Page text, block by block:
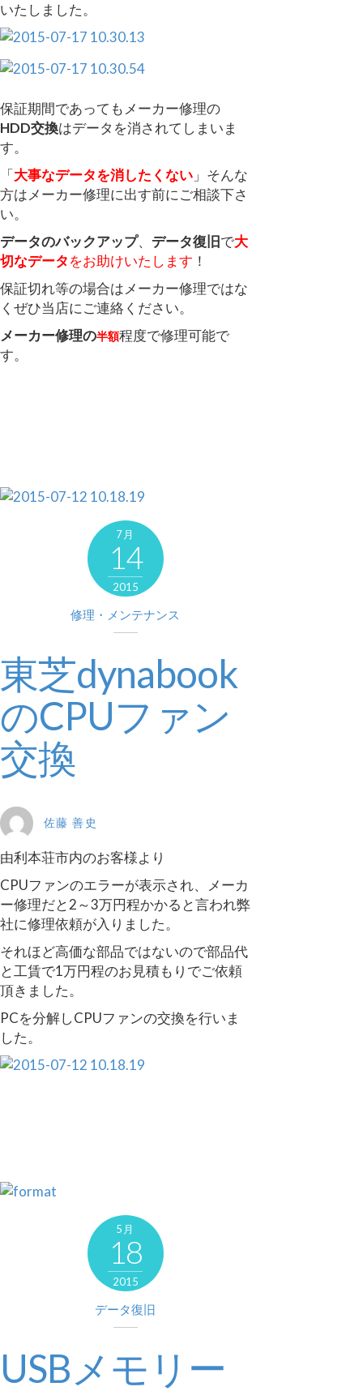
いたしました。
保証期間であってもメーカー修理の
HDD交換はデータを消されてしまいま
す。
「大事なデータを消したくない 」そんな
方はメーカー修理に出す前にご相談下さ
い。
データのバックアップ、 データ復旧で大
切なデータをお助けいたします ！
保証切れ等の場合はメーカー修理ではな
くぜひ当店にご連絡ください。
メーカー修理の半額程度で修理可能で
す。
7月
14
2015
修理・メンテナンス
東芝dynabook
のCPUファン
交換
佐藤 善史
由利本荘市内のお客様より
CPUファンのエラーが表示され、メーカ
ー修理だと2～3万円程かかると言われ弊
社に修理依頼が入りました。
それほど高価な部品ではないので部品代
と工賃で1万円程のお見積もりでご依頼
頂きました。
PCを分解しCPUファンの交換を行いま
した。
5月
18
2015
データ復旧
USBメモリー